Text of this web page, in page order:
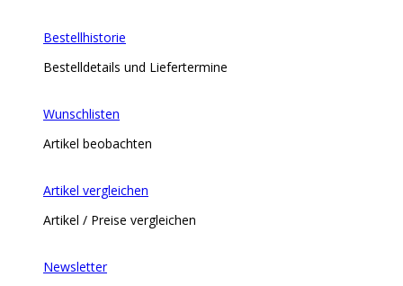
Bestellhistorie
Bestelldetails und Liefertermine
Wunschlisten
Artikel beobachten
Artikel vergleichen
Artikel / Preise vergleichen
Newsletter